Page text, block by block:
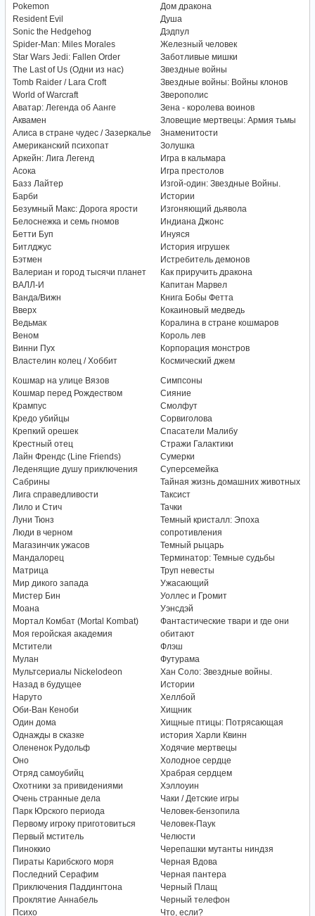
Pokemon
Resident Evil
Sonic the Hedgehog
Spider-Man: Miles Morales
Star Wars Jedi: Fallen Order
The Last of Us (Одни из нас)
Tomb Raider / Lara Croft
World of Warcraft
Аватар: Легенда об Аанге
Аквамен
Алиса в стране чудес / Зазеркалье
Американский психопат
Аркейн: Лига Легенд
Асока
Базз Лайтер
Барби
Безумный Макс: Дорога ярости
Белоснежка и семь гномов
Бетти Буп
Битлджус
Бэтмен
Валериан и город тысячи планет
ВАЛЛ-И
Ванда/Вижн
Вверх
Ведьмак
Веном
Винни Пух
Властелин колец / Хоббит
Дом дракона
Душа
Дэдпул
Железный человек
Заботливые мишки
Звездные войны
Звездные войны: Войны клонов
Зверополис
Зена - королева воинов
Зловещие мертвецы: Армия тьмы
Знаменитости
Золушка
Игра в кальмара
Игра престолов
Изгой-один: Звездные Войны.
Истории
Изгоняющий дьявола
Индиана Джонс
Инуяся
История игрушек
Истребитель демонов
Как приручить дракона
Капитан Марвел
Книга Бобы Фетта
Кокаиновый медведь
Коралина в стране кошмаров
Король лев
Корпорация монстров
Космический джем
Кошмар на улице Вязов
Кошмар перед Рождеством
Крампус
Кредо убийцы
Крепкий орешек
Крестный отец
Лайн Френдс (Line Friends)
Леденящие душу приключения
Сабрины
Лига справедливости
Лило и Стич
Луни Тюнз
Люди в черном
Магазинчик ужасов
Мандалорец
Матрица
Мир дикого запада
Мистер Бин
Моана
Мортал Комбат (Mortal Kombat)
Моя геройская академия
Мстители
Мулан
Мультсериалы Nickelodeon
Назад в будущее
Наруто
Оби-Ван Кеноби
Один дома
Однажды в сказке
Олененок Рудольф
Оно
Отряд самоубийц
Охотники за привидениями
Очень странные дела
Парк Юрского периода
Первому игроку приготовиться
Первый мститель
Пиноккио
Пираты Карибского моря
Последний Серафим
Приключения Паддингтона
Проклятие Аннабель
Психо
Симпсоны
Сияние
Смолфут
Сорвиголова
Спасатели Малибу
Стражи Галактики
Сумерки
Суперсемейка
Тайная жизнь домашних животных
Таксист
Тачки
Темный кристалл: Эпоха
сопротивления
Темный рыцарь
Терминатор: Темные судьбы
Труп невесты
Ужасающий
Уоллес и Громит
Уэнсдэй
Фантастические твари и где они
обитают
Флэш
Футурама
Хан Соло: Звездные войны.
Истории
Хеллбой
Хищник
Хищные птицы: Потрясающая
история Харли Квинн
Ходячие мертвецы
Холодное сердце
Храбрая сердцем
Хэллоуин
Чаки / Детские игры
Человек-бензопила
Человек-Паук
Челюсти
Черепашки мутанты ниндзя
Черная Вдова
Черная пантера
Черный Плащ
Черный телефон
Что, если?